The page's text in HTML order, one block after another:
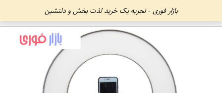
بازار فوری - تجربه یک خرید لذت بخش و دلنشین